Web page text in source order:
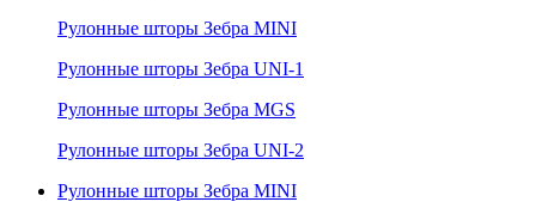
Рулонные шторы Зебра MINI
Рулонные шторы Зебра UNI-1
Рулонные шторы Зебра MGS
Рулонные шторы Зебра UNI-2
Рулонные шторы Зебра MINI